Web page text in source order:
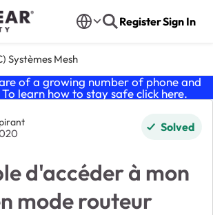
RegisterSign In
Systèmes Mesh
of a growing number of phone and
learn how to stay safe click here.
Solved
d'accéder à mon
mode routeur